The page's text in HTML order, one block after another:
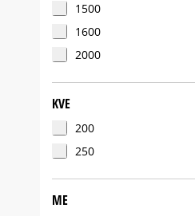
1500
1600
2000
KVE
200
250
ME